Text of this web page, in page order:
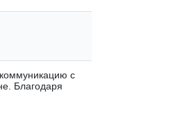
с
Благодаря